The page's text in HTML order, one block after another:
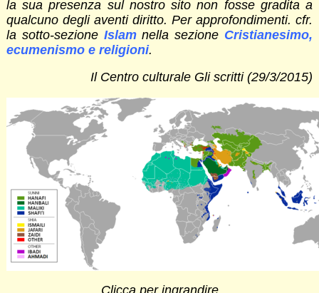
la sua presenza sul nostro sito non fosse gradita a
qualcuno degli aventi diritto. Per approfondimenti. cfr.
la sotto-sezione Islamnella sezione Cristianesimo,
ecumenismo e religioni.
Il Centro culturale Gli scritti (29/3/2015)